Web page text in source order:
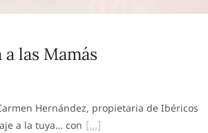
las Mamás
Hernández, propietaria de Ibéricos
a la tuya… con